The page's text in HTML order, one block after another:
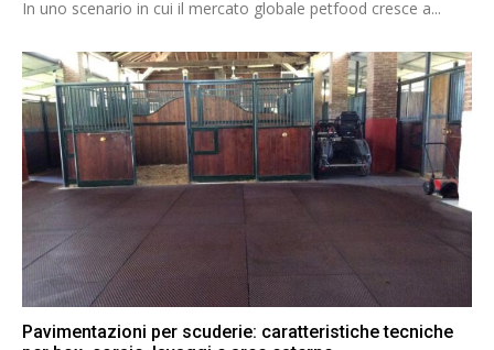
In uno scenario in cui il mercato globale petfood cresce a...
Pavimentazioni per scuderie: caratteristiche tecniche